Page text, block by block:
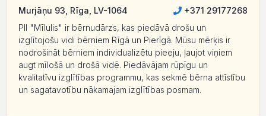
Murjāņu 93, Rīga, LV-1064
+371 29177268
PII "Mīlulis" ir bērnudārzs, kas piedāvā drošu un
izglītojošu vidi bērniem Rīgā un Pierīgā. Mūsu mērķis ir
nodrošināt bērniem individualizētu pieeju, ļaujot viņiem
augt mīlošā un drošā vidē. Piedāvājam rūpīgu un
kvalitatīvu izglītības programmu, kas sekmē bērna attīstību
un sagatavotību nākamajam izglītības posmam.